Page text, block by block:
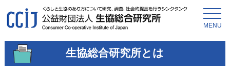
MENU
生協総合研究所とは